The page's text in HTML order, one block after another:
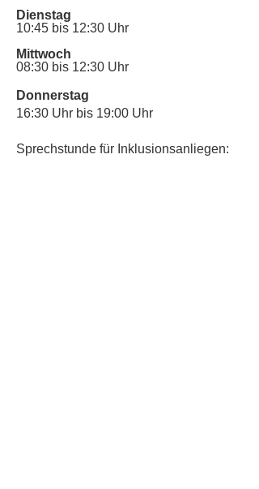
Dienstag
10:45 bis 12:30 Uhr
Mittwoch
08:30 bis 12:30 Uhr
Donnerstag
16:30 Uhr bis 19:00 Uhr
Sprechstunde für Inklusionsanliegen: